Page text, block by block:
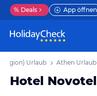
% Deals App öffnen
Urlaub Athen Urlaub
Hotel